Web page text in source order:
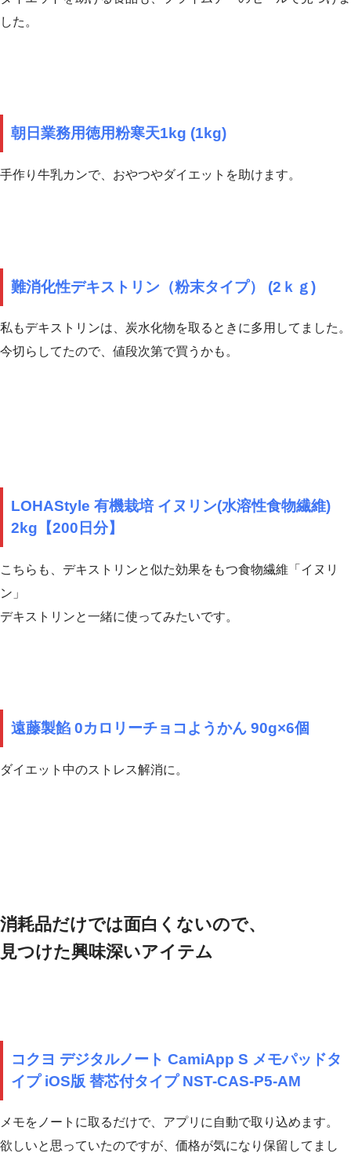
した。
朝日業務用徳用粉寒天1kg (1kg)
手作り牛乳カンで、おやつやダイエットを助けます。
難消化性デキストリン（粉末タイプ） (2ｋｇ)
私もデキストリンは、炭水化物を取るときに多用してました。
今切らしてたので、値段次第で買うかも。
LOHAStyle 有機栽培 イヌリン(水溶性食物繊維)
2kg【200日分】
こちらも、デキストリンと似た効果をもつ食物繊維「イヌリ
ン」
デキストリンと一緒に使ってみたいです。
遠藤製餡 0カロリーチョコようかん 90g×6個
ダイエット中のストレス解消に。
消耗品だけでは面白くないので、
見つけた興味深いアイテム
コクヨ デジタルノート CamiApp S メモパッドタ
イプ iOS版 替芯付タイプ NST-CAS-P5-AM
メモをノートに取るだけで、アプリに自動で取り込めます。
欲しいと思っていたのですが、価格が気になり保留してまし